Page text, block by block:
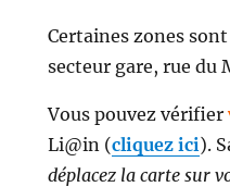
Certaines zones
secteur gare, rue du
Vous pouvez vérifier
Li@in (cliquez ici).
déplacez la carte sur